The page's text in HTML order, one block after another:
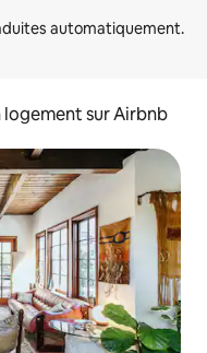
sur Airbnb